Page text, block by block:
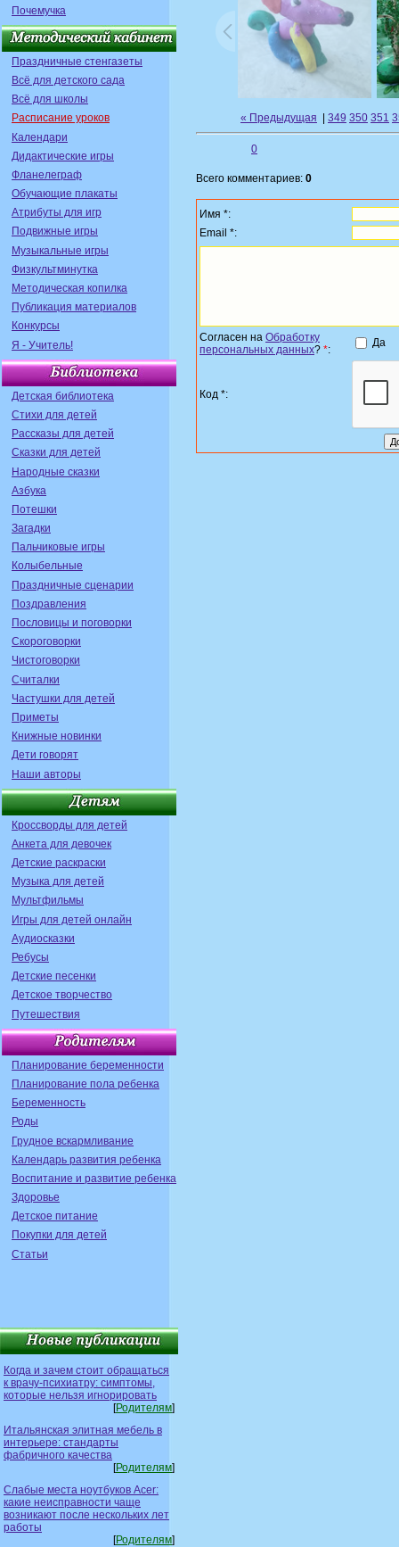
Почемучка
Праздничные стенгазеты
Всё для детского сада
Всё для школы
Расписание уроков
Календари
Дидактические игры
Фланелеграф
Обучающие плакаты
Атрибуты для игр
Подвижные игры
Музыкальные игры
Физкультминутка
Методическая копилка
Публикация материалов
Конкурсы
Я - Учитель!
Детская библиотека
Стихи для детей
Рассказы для детей
Сказки для детей
Народные сказки
Азбука
Потешки
Загадки
Пальчиковые игры
Колыбельные
Праздничные сценарии
Поздравления
Пословицы и поговорки
Скороговорки
Чистоговорки
Считалки
Частушки для детей
Приметы
Книжные новинки
Дети говорят
Наши авторы
Кроссворды для детей
Анкета для девочек
Детские раскраски
Музыка для детей
Мультфильмы
Игры для детей онлайн
Аудиосказки
Ребусы
Детские песенки
Детское творчество
Путешествия
Планирование беременности
Планирование пола ребенка
Беременность
Роды
Грудное вскармливание
Календарь развития ребенка
Воспитание и развитие ребенка
Здоровье
Детское питание
Покупки для детей
Статьи
Когда и зачем стоит обращаться
к врачу-психиатру: симптомы,
которые нельзя игнорировать
[Родителям]
Итальянская элитная мебель в
интерьере: стандарты
фабричного качества
[Родителям]
Слабые места ноутбуков Acer:
какие неисправности чаще
возникают после нескольких лет
работы
[Родителям]
« Предыдущая 349 350 351
0
Всего комментариев: 0
Имя *:
Email *:
Согласен на Обработку
персональных данных? *:
Да
Код *: